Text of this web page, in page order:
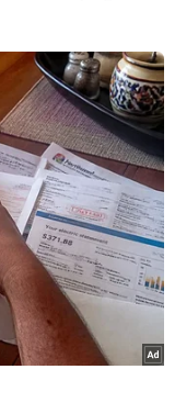
lãnh đạo Công
hiện trường,
Vietnam+)